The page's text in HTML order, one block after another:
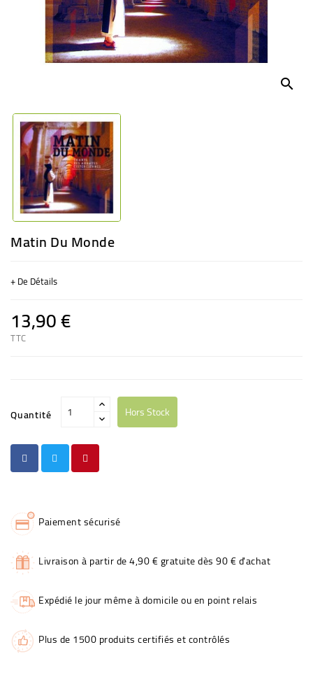
CULTUREL
search
Matin Du Monde
+ De Détails
13,90 €
TTC
Quantité Hors Stock
Paiement sécurisé
Livraison à partir de 4,90 € gratuite dès 90 € d'achat
Expédié le jour même à domicile ou en point relais
Plus de 1500 produits certifiés et contrôlés